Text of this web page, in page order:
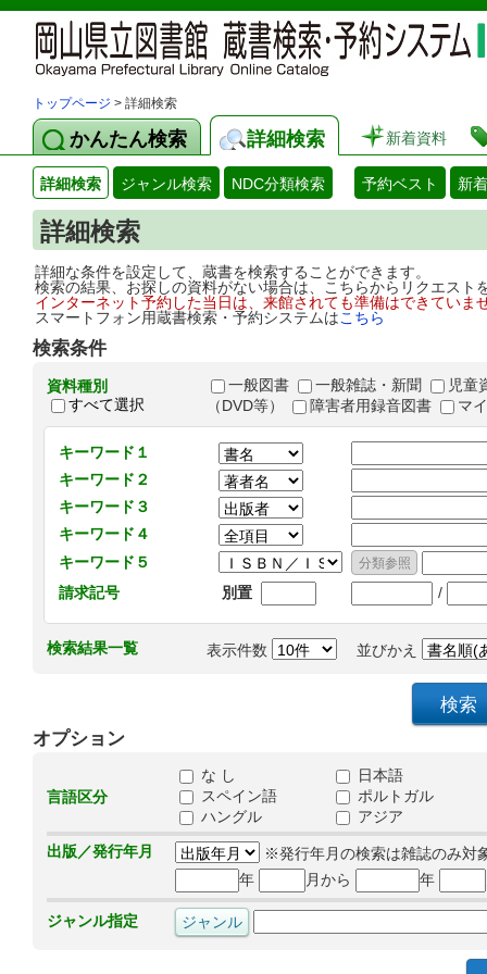
トップページ > 詳細検索
かんたん検索 詳細検索 新着資料
詳細検索 ジャンル検索 NDC分類検索 予約ベスト 新
詳細検索
詳細な条件を設定して、蔵書を検索することができます。
検索の結果、お探しの資料がない場合は、こちらからリクエス
インターネット予約した当日は、来館されても準備はできてい
スマートフォン用蔵書検索・予約システムはこちら
検索条件
資料種別
すべて選択
一般図書 一般雑誌・新聞
児童
（DVD等）
障害者用録音図書 マ
キーワード１
キーワード２
キーワード３
キーワード４
キーワード５
請求記号
別置 /
検索結果一覧 表示件数 並びかえ
オプション
言語区分
な し
日本語
スペイン語
ポルトガル
ハングル
アジア
出版／発行年月
※発行年月の検索は雑誌のみ対
年
月から 年
ジャンル指定